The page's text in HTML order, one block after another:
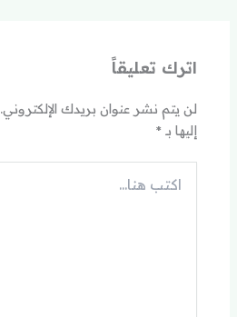
اترك تعليقاً
لن يتم نشر عنوان بريدك الإلكتروني.
إليها بـ *
هنا...